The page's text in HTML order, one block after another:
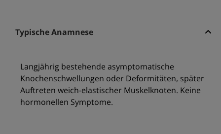
Typische Anamnese
Langjährig bestehende asymptomatische
Knochenschwellungen oder Deformitäten, später
Auftreten weich-elastischer Muskelknoten. Keine
hormonellen Symptome.